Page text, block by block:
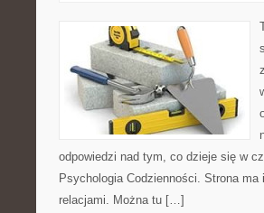
odpowiedzi nad tym, co dzieje się w
Psychologia Codzienności. Strona
relacjami. Można tu […]